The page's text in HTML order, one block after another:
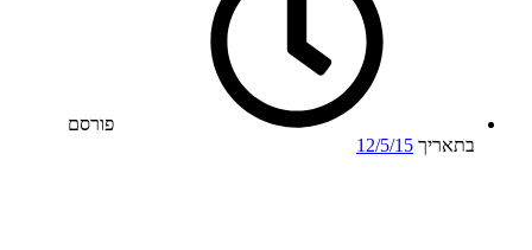
פורסם
בתאריך 12/5/15